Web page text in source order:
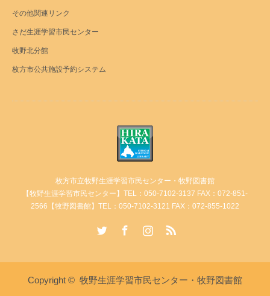
その他関連リンク
さだ生涯学習市民センター
牧野北分館
枚方市公共施設予約システム
枚方市立牧野生涯学習市民センター・牧野図書館
【牧野生涯学習市民センター】TEL：050-7102-3137 FAX：072-851-
2566【牧野図書館】TEL：050-7102-3121 FAX：072-855-1022
Copyright © 牧野生涯学習市民センター・牧野図書館